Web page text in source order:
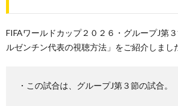
FIFAワールドカップ２０２６・グループJ第
ルゼンチン代表の視聴方法」をご紹介しまし
・この試合は、グループJ第３節の試合。